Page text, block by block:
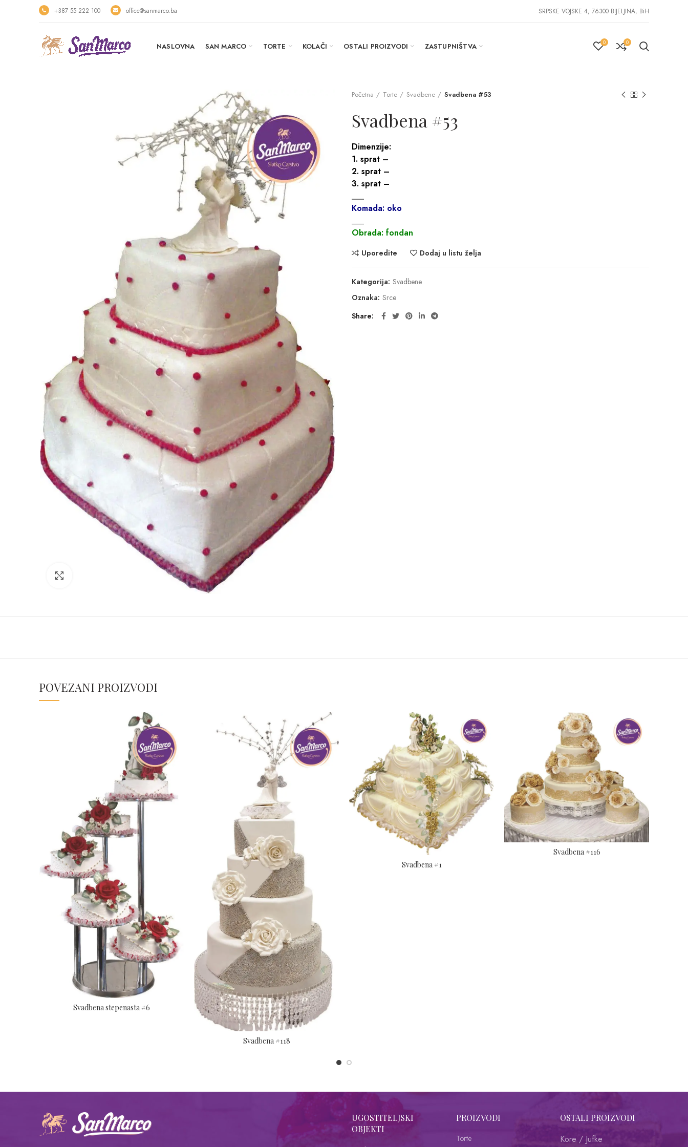
+387 55 222 100 office@sanmarco.ba SRPSKE VOJSKE 4, 76300 BIJELJINA, BiH
NASLOVNA SAN MARCO TORTE KOLAČI OSTALI PROIZVODI ZASTUPNIŠTVA 0 0
Početna Torte Svadbene Svadbena #53
Svadbena #53
Dimenzije:
1. sprat –
2. sprat –
3. sprat –
___
Komada: oko
Obrada: fondan
Uporedite Dodaj u listu želja
Kategorija: Svadbene
Oznaka: Srce
Share
POVEZANI PROIZVODI
Svadbena stepenasta #6
Svadbena #118
Svadbena #1
Svadbena #116
UGOSTITELJSKI
OBJEKTI
PROIZVODI
Torte
OSTALI PROIZVODI
Kore / Jufke